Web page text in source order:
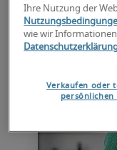
Ihre Nutzung der
wie wir
Verkaufen oder
persönlichen